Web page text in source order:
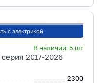
с электрикой
В наличии: 5 шт
2017-2026
2300